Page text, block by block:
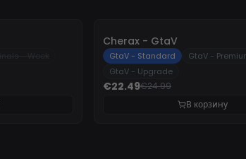
-
Cherax - GtaV
GtaV - Standard
GtaV -
GtaV - Upgrade
€22.49€24.99
В корзину